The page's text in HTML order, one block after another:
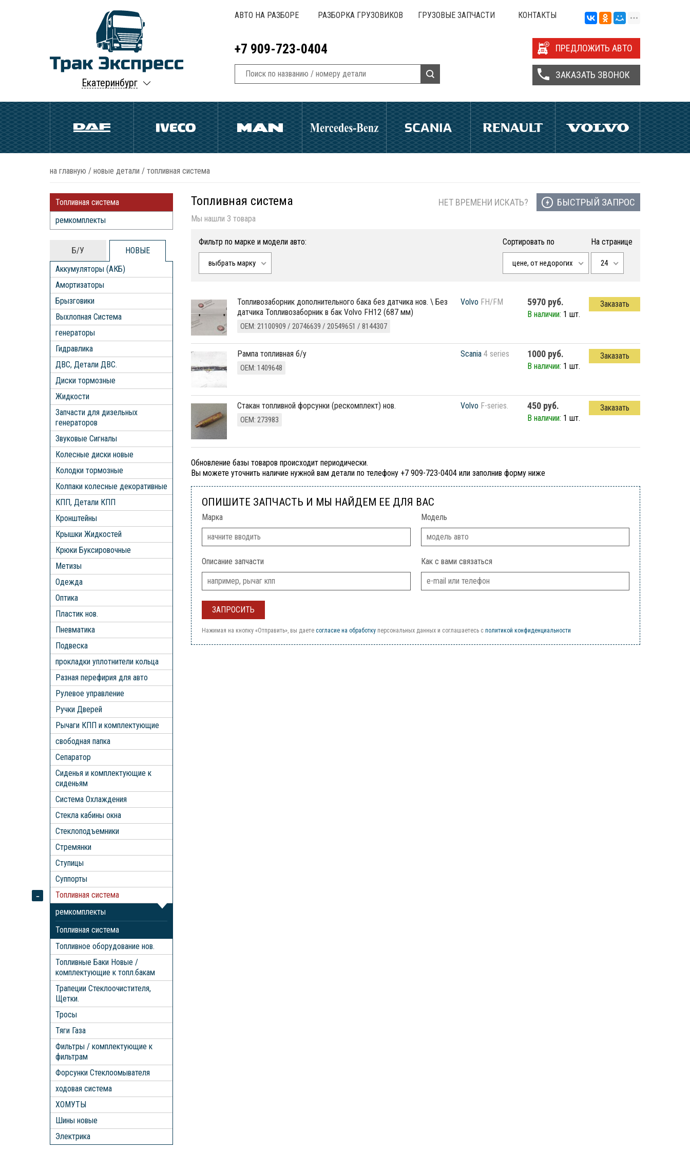
Екатеринбург
АВТО НА РАЗБОРЕ РАЗБОРКА ГРУЗОВИКОВ ГРУЗОВЫЕ ЗАПЧАСТИ КОНТАКТЫ
+7 909-723-0404 ПРЕДЛОЖИТЬ АВТО
ЗАКАЗАТЬ ЗВОНОК
на главную / новые детали / топливная система
Топливная система
ремкомплекты
Б/У
НОВЫЕ
Аккумуляторы (АКБ)
Амортизаторы
Брызговики
Выхлопная Система
генераторы
Гидравлика
ДВС, Детали ДВС.
Диски тормозные
Жидкости
Запчасти для дизельных
генераторов
Звуковые Сигналы
Колесные диски новые
Колодки тормозные
Колпаки колесные декоративные
КПП, Детали КПП
Кронштейны
Крышки Жидкостей
Крюки Буксировочные
Метизы
Одежда
Оптика
Пластик нов.
Пневматика
Подвеска
прокладки уплотнители кольца
Разная перефирия для авто
Рулевое управление
Ручки Дверей
Рычаги КПП и комплектующие
свободная папка
Сепаратор
Сиденья и комплектующие к
сиденьям
Система Охлаждения
Стекла кабины окна
Стеклоподъемники
Стремянки
Ступицы
Суппорты
Топливная система
ремкомплекты
Топливная система
Топливное оборудование нов.
Топливные Баки Новые /
комплектующие к топл.бакам
Трапеции Стеклоочистителя,
Щетки.
Тросы
Тяги Газа
Фильтры / комплектующие к
фильтрам
Форсунки Стеклоомывателя
ходовая система
ХОМУТЫ
Шины новые
Электрика
Топливная система
Мы нашли 3 товара
НЕТ ВРЕМЕНИ ИСКАТЬ? БЫСТРЫЙ ЗАПРОС
Фильтр по марке и модели авто:
выбрать марку
Сортировать по
цене, от недорогих
На странице
24
топливозаборник дополнительного бака без датчика нов. \ Без
датчика Топливозаборник в бак Volvo FH12 (687 мм)
ОЕМ: 21100909 / 20746639 / 20549651 / 8144307
Volvo FH/FM 5970 руб.
В наличии: 1 шт.
Заказать
Рампа топливная б/у
ОЕМ: 1409648
Scania 4 series 1000 руб.
В наличии: 1 шт.
Заказать
Стакан топливной форсунки (рескомплект) нов.
ОЕМ: 273983
Volvo F-series. 450 руб.
В наличии: 1 шт.
Заказать
Обновление базы товаров происходит периодически.
Вы можете уточнить наличие нужной вам детали по телефону +7 909-723-0404 или заполнив форму ниже
ОПИШИТЕ ЗАПЧАСТЬ И МЫ НАЙДЕМ ЕЕ ДЛЯ ВАС
Марка Модель
Описание запчасти Как с вами связаться
Нажимая на кнопку «Отправить», вы даете согласие на обработку персональных данных и соглашаетесь c политикой конфиденциальности